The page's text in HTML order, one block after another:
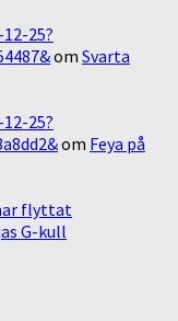
25?
om Svarta
25?
om Feya på
flyttat
G-kull